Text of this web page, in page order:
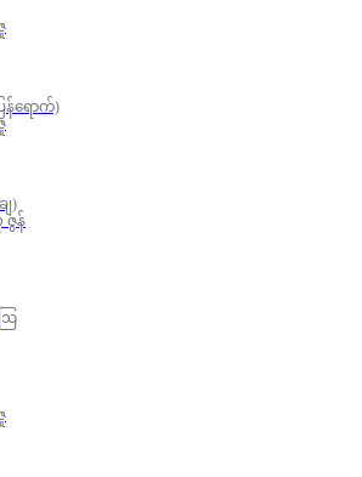
န်ရောက်)
ျ)
ဇွန်
ဩ